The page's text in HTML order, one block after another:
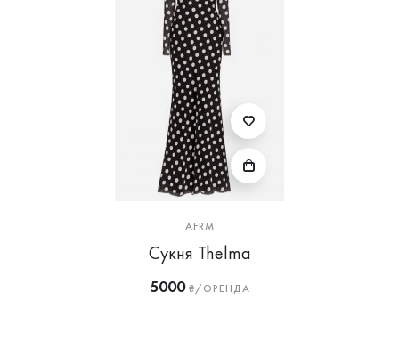
AFRM
Сукня Thelma
5000₴/ОРЕНДА